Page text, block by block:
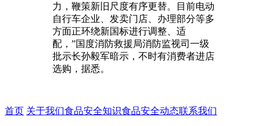
力，鞭策新旧尺度有序更替。目前电动
自行车企业、发卖门店、办理部分等多
方面正环绕新国标进行调整、适
配，”国度消防救援局消防监视司一级
批示长孙毅军暗示，不时有消费者进店
选购，据悉。
首页 关于我们食品安全知识食品安全动态联系我们